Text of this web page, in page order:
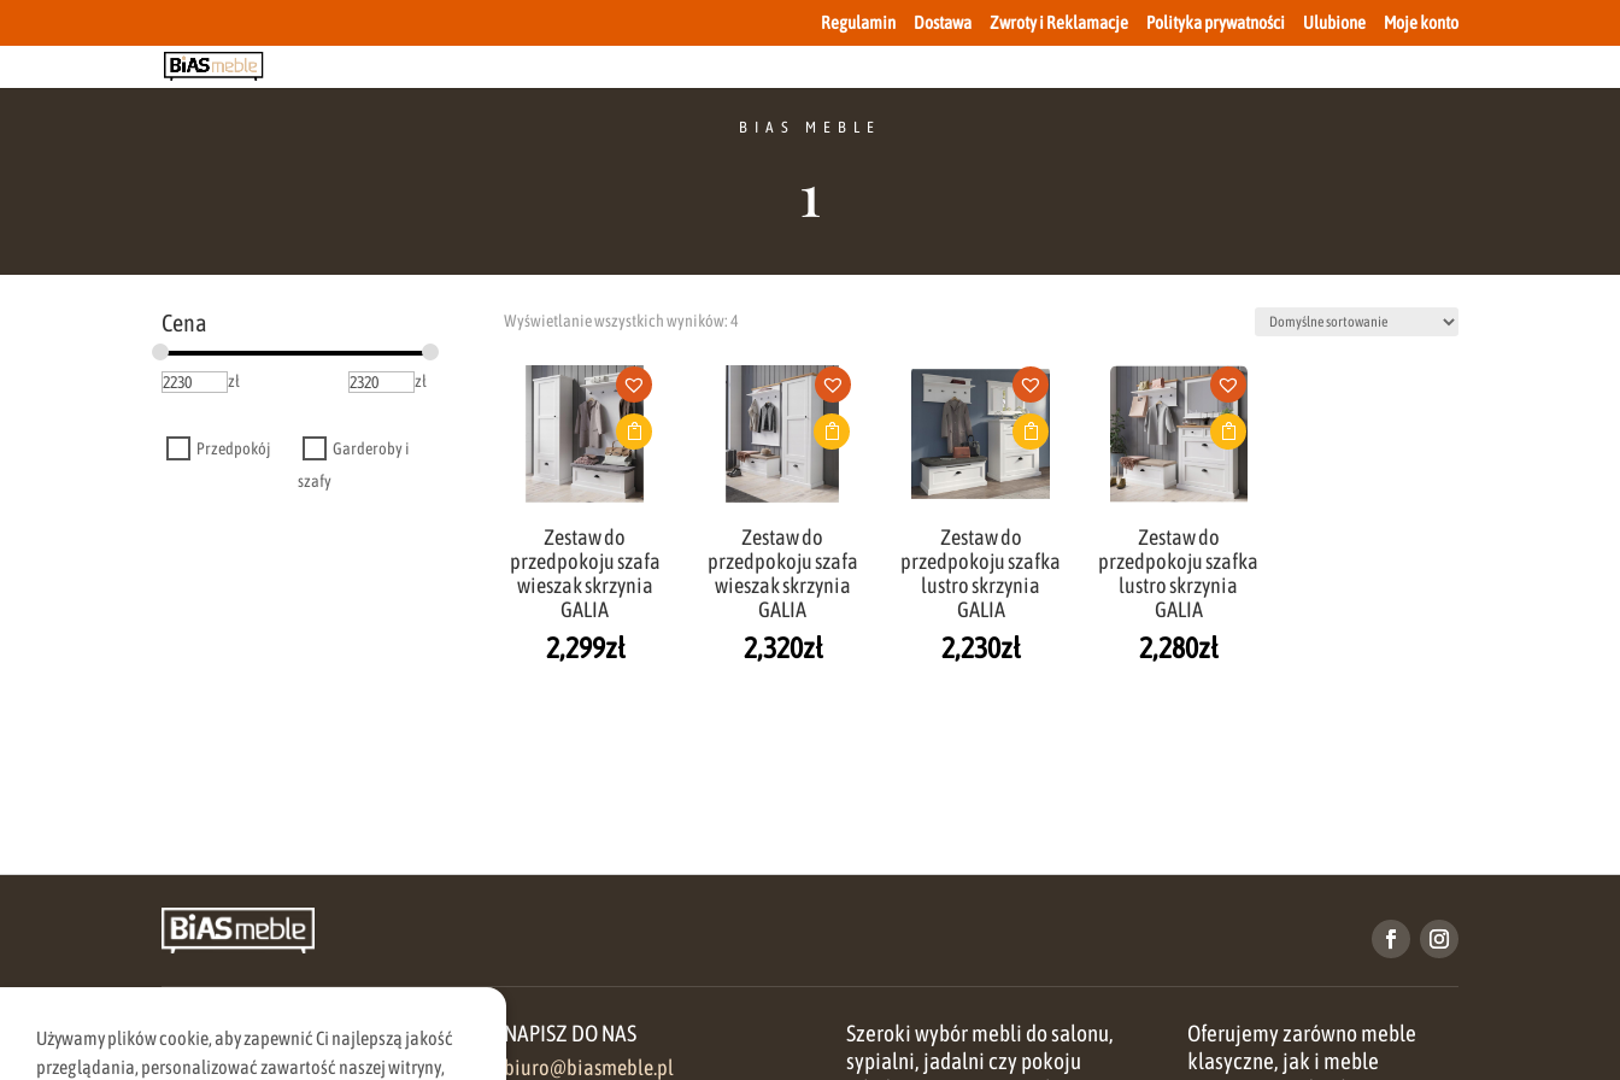
Regulamin Dostawa Zwroty i Reklamacje Polityka prywatności Ulubione Moje konto
BIAS MEBLE
1
Cena
zł zł
Przedpokój
Garderoby i
szafy
Wyświetlanie wszystkich wyników: 4
Zestaw do
przedpokoju szafa
wieszak skrzynia
GALIA
2,299zł
Zestaw do
przedpokoju szafa
wieszak skrzynia
GALIA
2,320zł
Zestaw do
przedpokoju szafka
lustro skrzynia
GALIA
2,230zł
Zestaw do
przedpokoju szafka
lustro skrzynia
GALIA
2,280zł
ZADZWOŃ DO NAS
570 205 005
NAPISZ DO NAS
biuro@biasmeble.pl
Szeroki wybór mebli do salonu,
sypialni, jadalni czy pokoju
Oferujemy zarówno meble
klasyczne, jak i meble
Używamy plików cookie, aby zapewnić Ci najlepszą jakość
przeglądania, personalizować zawartość naszej witryny,